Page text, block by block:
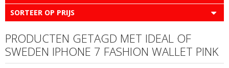
SORTEER OP PRIJS
PRODUCTEN GETAGD MET IDEAL OF
SWEDEN IPHONE 7 FASHION WALLET PINK